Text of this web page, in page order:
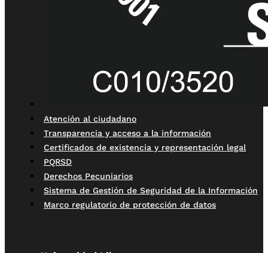
Atención al ciudadano
Transparencia y acceso a la información
Certificados de existencia y representación legal
PQRSD
Derechos Pecuniarios
Sistema de Gestión de Seguridad de la Información
Marco regulatorio de protección de datos